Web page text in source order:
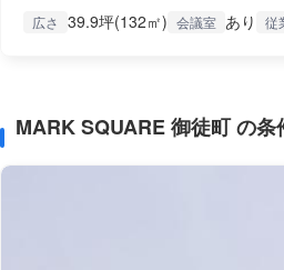
広さ 39.9坪(132㎡) 会議室 あり 従
MARK SQUARE 御徒町 の条